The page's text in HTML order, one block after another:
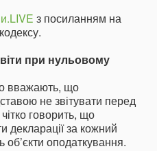
з посиланням на
при нульовому
вважають, що
не звітувати перед
говорить, що
декларації за кожний
оподаткування.